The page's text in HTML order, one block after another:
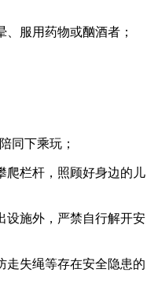
服用药物或酗酒者；
同下乘玩；
爬栏杆，照顾好身边的儿
设施外，严禁自行解开安
走失绳等存在安全隐患的